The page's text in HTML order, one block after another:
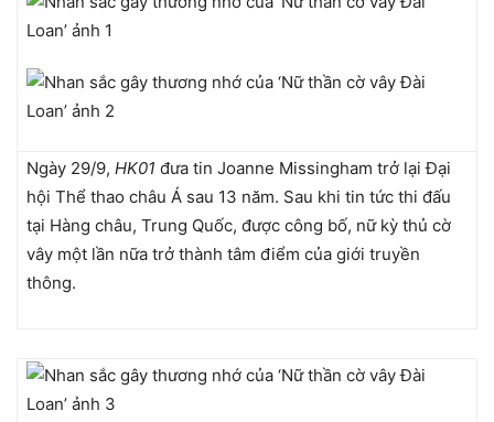
Ngày 29/9, HK01 đưa tin Joanne Missingham trở lại Đại
hội Thể thao châu Á sau 13 năm. Sau khi tin tức thi đấu
tại Hàng châu, Trung Quốc, được công bố, nữ kỳ thủ cờ
vây một lần nữa trở thành tâm điểm của giới truyền
thông.